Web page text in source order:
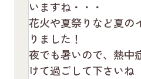
いますね・・・
花火や夏祭りなど夏の
りました！
夜でも暑いので、熱中
けて過ごして下さいね